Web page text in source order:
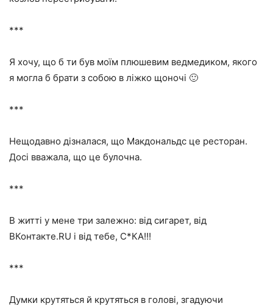
***
Я хочу, що б ти був моїм плюшевим ведмедиком, якого
я могла б брати з собою в ліжко щоночі 🙂
***
Нещодавно дізналася, що Макдональдс це ресторан.
Досі вважала, що це булочна.
***
В житті у мене три залежно: від сигарет, від
ВКонтакте.RU і від тебе, С*КА!!!
***
Думки крутяться й крутяться в голові, згадуючи